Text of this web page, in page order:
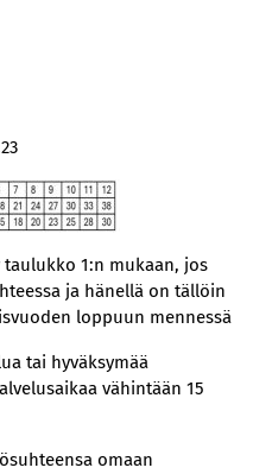
1:n mukaan, jos
ja hänellä on tällöin
loppuun mennessä
tai hyväksymää
vähintään 15
omaan